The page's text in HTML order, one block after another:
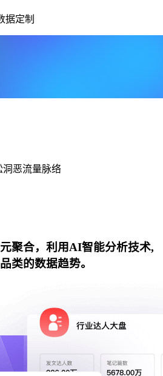
据定制
洞恶流量脉络
聚合，利用AI智能分析技术,
类的数据趋势。